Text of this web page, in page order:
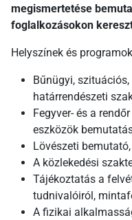
megismertetése
foglalkozásokon
Helyszínek és
Bűnügyi,
határrendészeti
Fegyver- és a
eszközök
Lövészeti
A közlekedési
Tájékoztatás a
tudnivalóiról,
A fizikai